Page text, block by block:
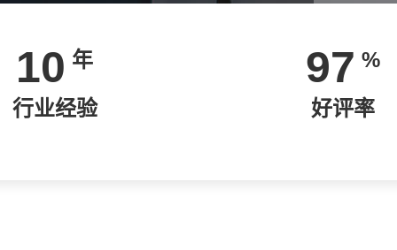
10 年
行业经验
97 %
好评率